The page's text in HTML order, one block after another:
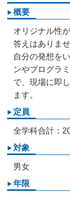
概要
オリジナル性
答えはありませ
自分の発想を
ンやプログラ
で、現場に即
ます。
定員
全学科合計：
対象
男女
年限